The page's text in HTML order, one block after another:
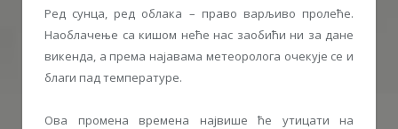
Ред сунца, ред облака – право варљиво пролеће.
Наоблачење са кишом неће нас заобићи ни за дане
викенда, а према најавама метеоролога очекује се и
благи пад температуре.
Ова промена времена највише ће утицати на